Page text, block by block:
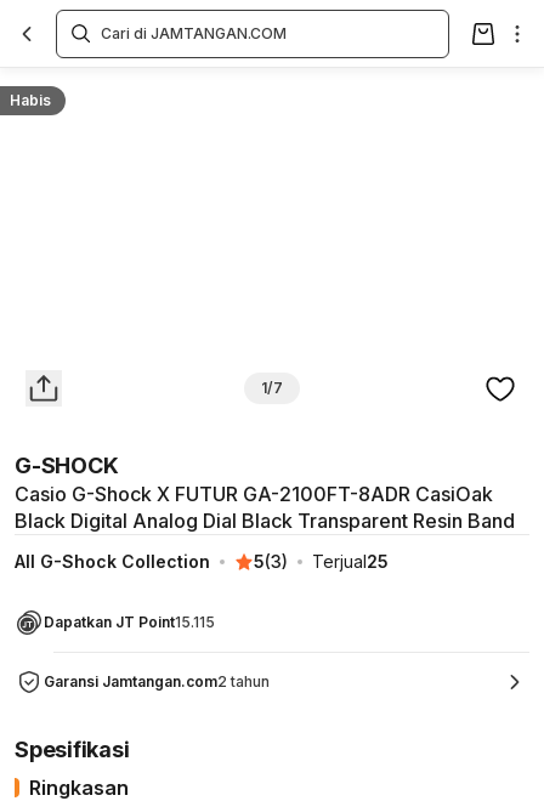
Habis
1/7
G-SHOCK
Casio G-Shock X FUTUR GA-2100FT-8ADR CasiOak
Black Digital Analog Dial Black Transparent Resin Band
All G-Shock Collection 5(3) Terjual25
Dapatkan JT Point15.115
Garansi Jamtangan.com2 tahun
Overview
Spesifikasi
Ringkasan